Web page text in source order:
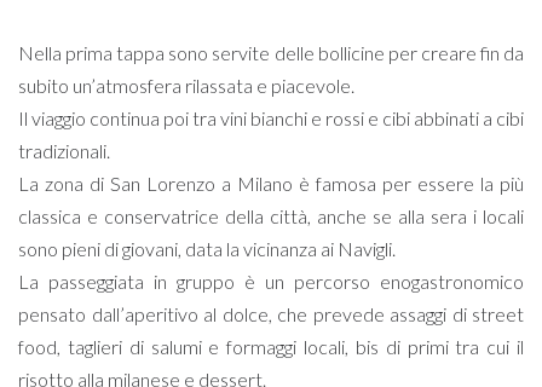
Nella prima tappa sono servite delle bollicine per creare fin da
subito un’atmosfera rilassata e piacevole.
Il viaggio continua poi tra vini bianchi e rossi e cibi abbinati a cibi
tradizionali.
La zona di San Lorenzo a Milano è famosa per essere la più
classica e conservatrice della città, anche se alla sera i locali
sono pieni di giovani, data la vicinanza ai Navigli.
La passeggiata in gruppo è un percorso enogastronomico
pensato dall’aperitivo al dolce, che prevede assaggi di street
food, taglieri di salumi e formaggi locali, bis di primi tra cui il
risotto alla milanese e dessert.